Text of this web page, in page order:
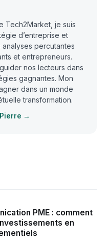
Tech2Market, je suis
d’entreprise et
percutantes
et entrepreneurs.
nos lecteurs dans
gagnantes. Mon
dans un monde
transformation.
→
PME : comment
en